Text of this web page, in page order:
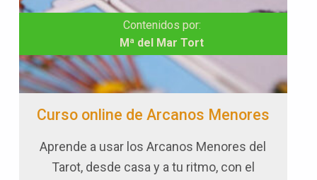
Contenidos por:
Mª del Mar Tort
Curso online de Arcanos Menores
Aprende a usar los Arcanos Menores del
Tarot, desde casa y a tu ritmo, con el